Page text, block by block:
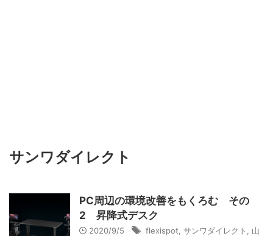
サンワダイレクト
PC周辺の環境改善をもくろむ その
2 昇降式デスク
2020/9/5 flexispot サンワダイレクト
山